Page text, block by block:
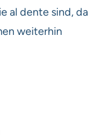
al dente sind, da
weiterhin